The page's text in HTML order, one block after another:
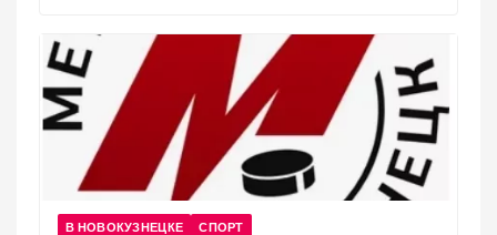
В НОВОКУЗНЕЦКЕ СПОРТ